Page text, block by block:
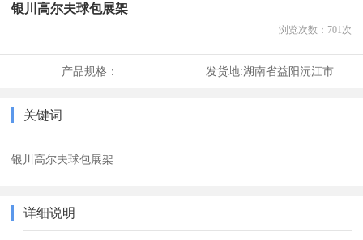
银川高尔夫球包展架
浏览次数： 701 次
产品规格： 发货地:湖南省益阳沅江市
关键词
银川高尔夫球包展架
详细说明